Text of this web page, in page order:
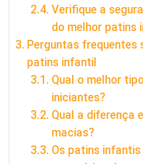
Verifique a
do melhor patins
Perguntas frequentes
patins infantil
Qual o melhor
iniciantes?
Qual a diferença
macias?
Os patins